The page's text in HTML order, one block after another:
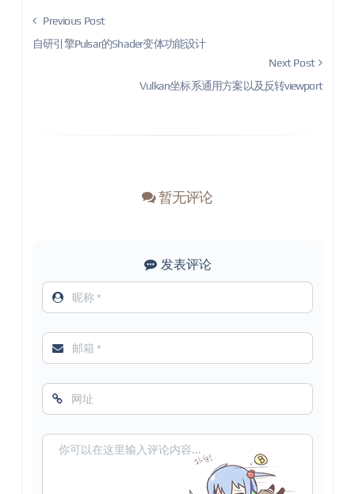
Previous Post
自研引擎Pulsar的Shader变体功能设计
Next Post
Vulkan坐标系通用方案以及反转viewport
暂无评论
发表评论